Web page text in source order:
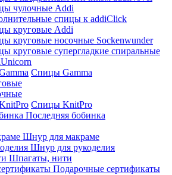
чулочные Addi
спицы к addiClick
круговые Addi
круговые носочные Sockenwunder
круговые супергладкие спиральные
Спицы Gamma
Спицы KnitPro
Последняя бобинка
Шнур для макраме
Шнур для рукоделия
Шпагаты, нити
Подарочные сертификаты